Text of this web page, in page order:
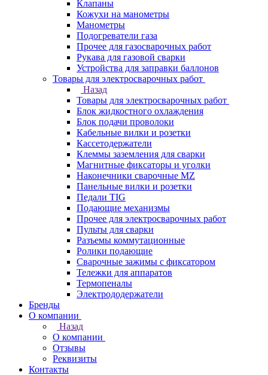
Клапаны
Кожухи на манометры
Манометры
Подогреватели газа
Прочее для газосварочных работ
Рукава для газовой сварки
Устройства для заправки баллонов
Товары для электросварочных работ
Назад
Товары для электросварочных работ
Блок жидкостного охлаждения
Блок подачи проволоки
Кабельные вилки и розетки
Кассетодержатели
Клеммы заземления для сварки
Магнитные фиксаторы и уголки
Наконечники сварочные MZ
Панельные вилки и розетки
Педали TIG
Подающие механизмы
Прочее для электросварочных работ
Пульты для сварки
Разъемы коммутационные
Ролики подающие
Сварочные зажимы с фиксатором
Тележки для аппаратов
Термопеналы
Электрододержатели
Бренды
О компании
Назад
О компании
Отзывы
Реквизиты
Контакты